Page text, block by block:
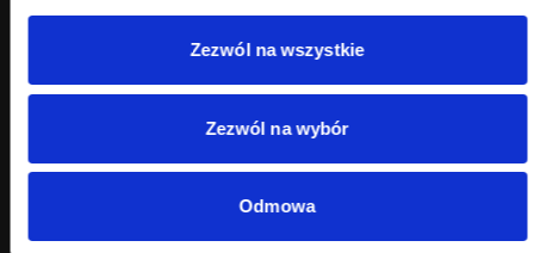
Zezwól na wszystkie
Zezwól na wybór
Odmowa
B2B, aplikacje webowe, integracje, serwis, administracja,
maintenance i bezpieczeństwo projektów online.
To świadome zawężenie jest korzystne dla klientów, którzy
do rozwiązań internetowych mających wpływ na sprzedaż,
zapytania, obsługę klientów i rozwój firmy online.
Firma IT, software house, firma
programistyczna i maintenance – czym